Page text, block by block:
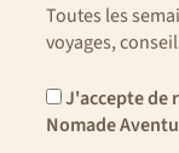
Toutes les
voyages,
J'accepte de
Nomade